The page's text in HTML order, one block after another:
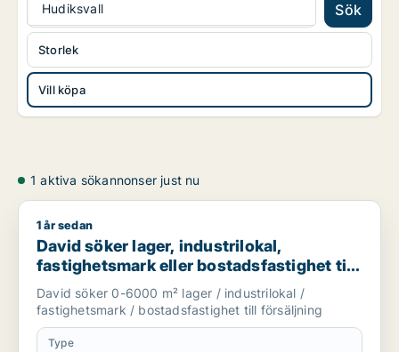
Hudiksvall Sök
Vill köpa
Storlek
1 aktiva sökannonser just nu
David söker lager, industrilokal, fastighetsmark eller
1 år sedan
David söker lager, industrilokal,
fastighetsmark eller bostadsfastighet till
salu i Gävleborg
David söker 0-6000 m² lager / industrilokal /
fastighetsmark / bostadsfastighet till försäljning
Type